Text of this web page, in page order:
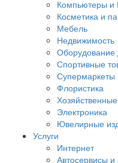
Компьютеры
Косметика и
Мебель
Недвижимость
Оборудование
Спортивные
Супермаркеты
Флористика
Электроника
Ювелирные
Услуги
Интернет
Автосервисы